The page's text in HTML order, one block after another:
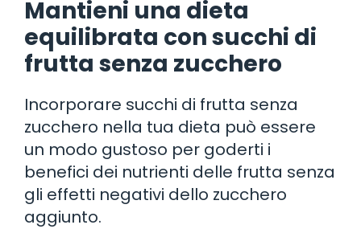
Mantieni una dieta
equilibrata con succhi di
frutta senza zucchero
Incorporare succhi di frutta senza
zucchero nella tua dieta può essere
un modo gustoso per goderti i
benefici dei nutrienti delle frutta senza
gli effetti negativi dello zucchero
aggiunto.